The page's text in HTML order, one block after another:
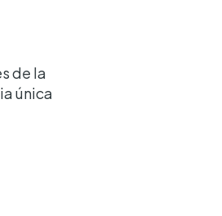
de la
única